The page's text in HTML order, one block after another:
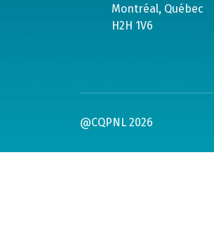
Montréal, Québec
H2H 1V6
@CQPNL 2026